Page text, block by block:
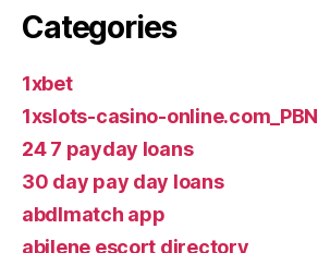
Categories
1xbet
1xslots-casino-online.com_PBN
24 7 payday loans
30 day pay day loans
abdlmatch app
abilene escort directory